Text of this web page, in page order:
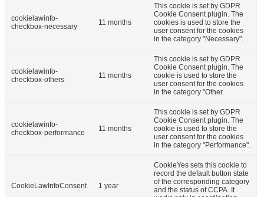
cookielawinfo-
checkbox-necessary
11 months
This cookie is set by GDPR
Cookie Consent plugin. The
cookies is used to store the
user consent for the cookies
in the category "Necessary".
cookielawinfo-
checkbox-others
11 months
This cookie is set by GDPR
Cookie Consent plugin. The
cookie is used to store the
user consent for the cookies
in the category "Other.
cookielawinfo-
checkbox-performance
11 months
This cookie is set by GDPR
Cookie Consent plugin. The
cookie is used to store the
user consent for the cookies
in the category "Performance".
CookieLawInfoConsent 1 year
CookieYes sets this cookie to
record the default button state
of the corresponding category
and the status of CCPA. It